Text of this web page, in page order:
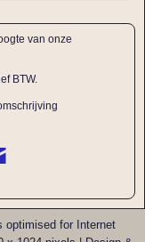
van onze
BTW.
for Internet